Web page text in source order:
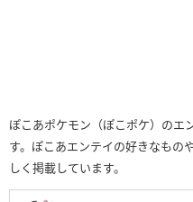
ぽこあポケモン（ぽこポケ）のエ
す。ぽこあエンテイの好きなもの
しく掲載しています。